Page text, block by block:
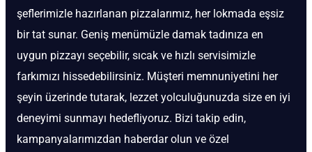
şeflerimizle hazırlanan pizzalarımız, her lokmada eşsiz
bir tat sunar. Geniş menümüzle damak tadınıza en
uygun pizzayı seçebilir, sıcak ve hızlı servisimizle
farkımızı hissedebilirsiniz. Müşteri memnuniyetini her
şeyin üzerinde tutarak, lezzet yolculuğunuzda size en iyi
deneyimi sunmayı hedefliyoruz. Bizi takip edin,
kampanyalarımızdan haberdar olun ve özel